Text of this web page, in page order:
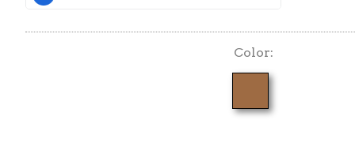
Color